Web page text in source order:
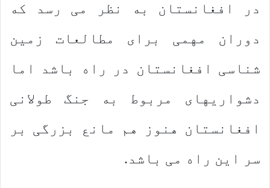
در افغانستان به نظر می رسد كه
دوران مهمی برای مطالعات زمین
شناسی افغانستان در راه باشد اما
دشواریهای مربوط به جنگ طولانی
افغانستان هنوز هم مانع بزرگی بر
سر این راه می باشد.